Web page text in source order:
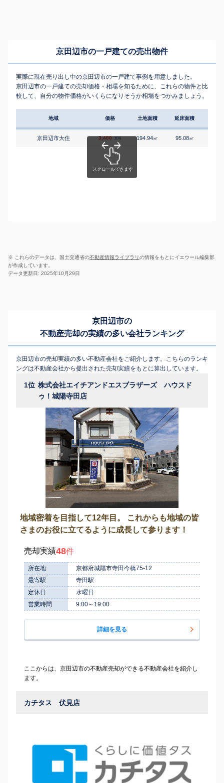
京田辺市の一戸建ての売出物件
実際に現在売り出し中の京田辺市の一戸建て事例を用意しました。
京田辺市の一戸建ての売却価格・相場を知るために、これらの物件と比
較して、自分の物件価格がいくらになりそうか相場をつかみましょう。
地域 価格 土地面積 延床面積
京田辺市大住 3,480 万円 194.94㎡ 95.08㎡
※ これらのデータは、国土交通省の不動産情報ライブラリの情報をもとにイエウール編集部
が作成しています。
データ更新日: 2025年10月29日
京田辺市の
不動産売却の実績の多い会社ランキング
京田辺市の売却実績の多い不動産会社をご紹介します。こちらのランキ
ングは不動産会社から提出された売却実績をもとに算出しています。
1位 株式会社エイチアンドエスブラザーズ ハウスド
ゥ！城陽寺田店
地域密着を目指して12年目。 これからも地域の皆
さまのお役に立てるように成長して参ります！
売却実績48件
所在地
京都府城陽市寺田今橋75-12
最寄駅
寺田駅
定休日
水曜日
営業時間
9:00～19:00
詳細を見る
ここからは、京田辺市の不動産売却ができる不動産会社を紹介し
ます。
カチタス 伏見店